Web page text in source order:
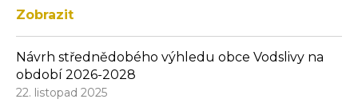
Zobrazit
Návrh střednědobého výhledu obce Vodslivy na
období 2026-2028
22. listopad 2025